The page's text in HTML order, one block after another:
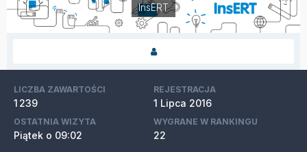
InsERT
LICZBA ZAWARTOŚCI
1 239
REJESTRACJA
1 Lipca 2016
OSTATNIA WIZYTA
Piątek o 09:02
WYGRANE W RANKINGU
22